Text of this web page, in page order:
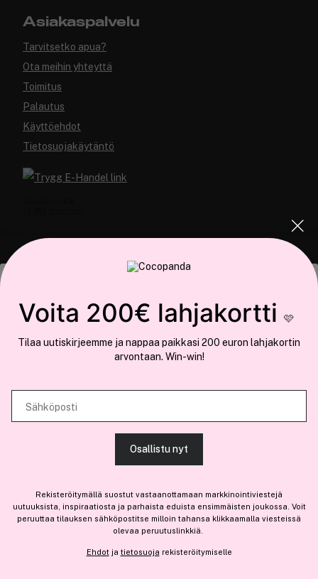
Tämä sivusto käyttää evästeitä
Käytämme evästeitä tarjoamamme sisällön ja mainosten
räätälöimiseen, sosiaalisen median ominaisuuksien tukemiseen ja
käytät sivustoamme. Kumppanimme voivat yhdistää näitä tietoja muihin
Asiakaspalvelu
Tarvitsetko apua?
Ota meihin yhteyttä
Toimitus
Palautus
Käyttöehdot
Tietosuojakäytäntö
Meistä
Jos haluat henkilökohtaista neuvoa ammattitason hiustuotteista,
Voita 200€ lahjakortti 🩷
Tilaa uutiskirjeemme ja nappaa paikkasi 200 euron lahjakortin
arvontaan. Win-win!
Sähköposti
Osallistu nyt
Rekisteröitymällä suostut vastaanottamaan markkinointiviestejä
uutuuksista, inspiraatiosta ja parhaista eduista ensimmäisten joukossa. Voit
peruuttaa tilauksen sähköpostitse milloin tahansa klikkaamalla viesteissä
olevaa peruutuslinkkiä.
Ehdotja tietosuoja rekisteröitymiselle